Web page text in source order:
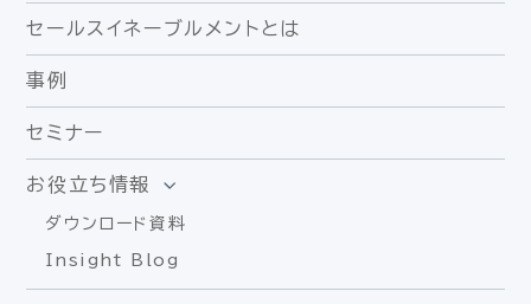
セールスイネーブルメントとは
事例
セミナー
お役立ち情報
ダウンロード資料
Insight Blog